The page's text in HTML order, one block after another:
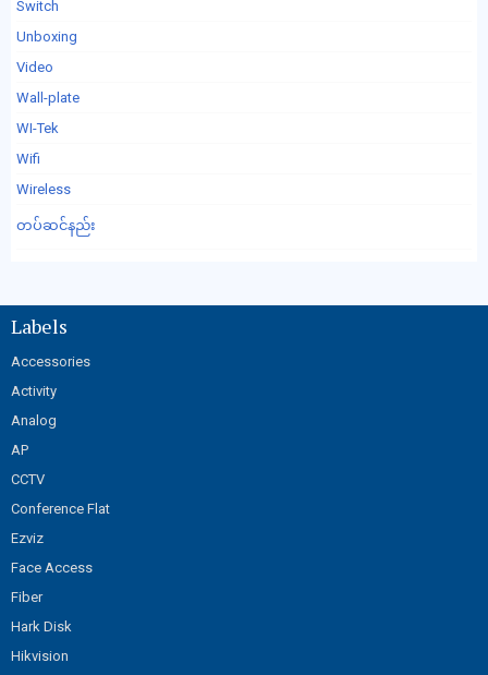
Switch
Unboxing
Video
Wall-plate
WI-Tek
Wifi
Wireless
တပ်ဆင်နည်း
Labels
Accessories
Activity
Analog
AP
CCTV
Conference Flat
Ezviz
Face Access
Fiber
Hark Disk
Hikvision